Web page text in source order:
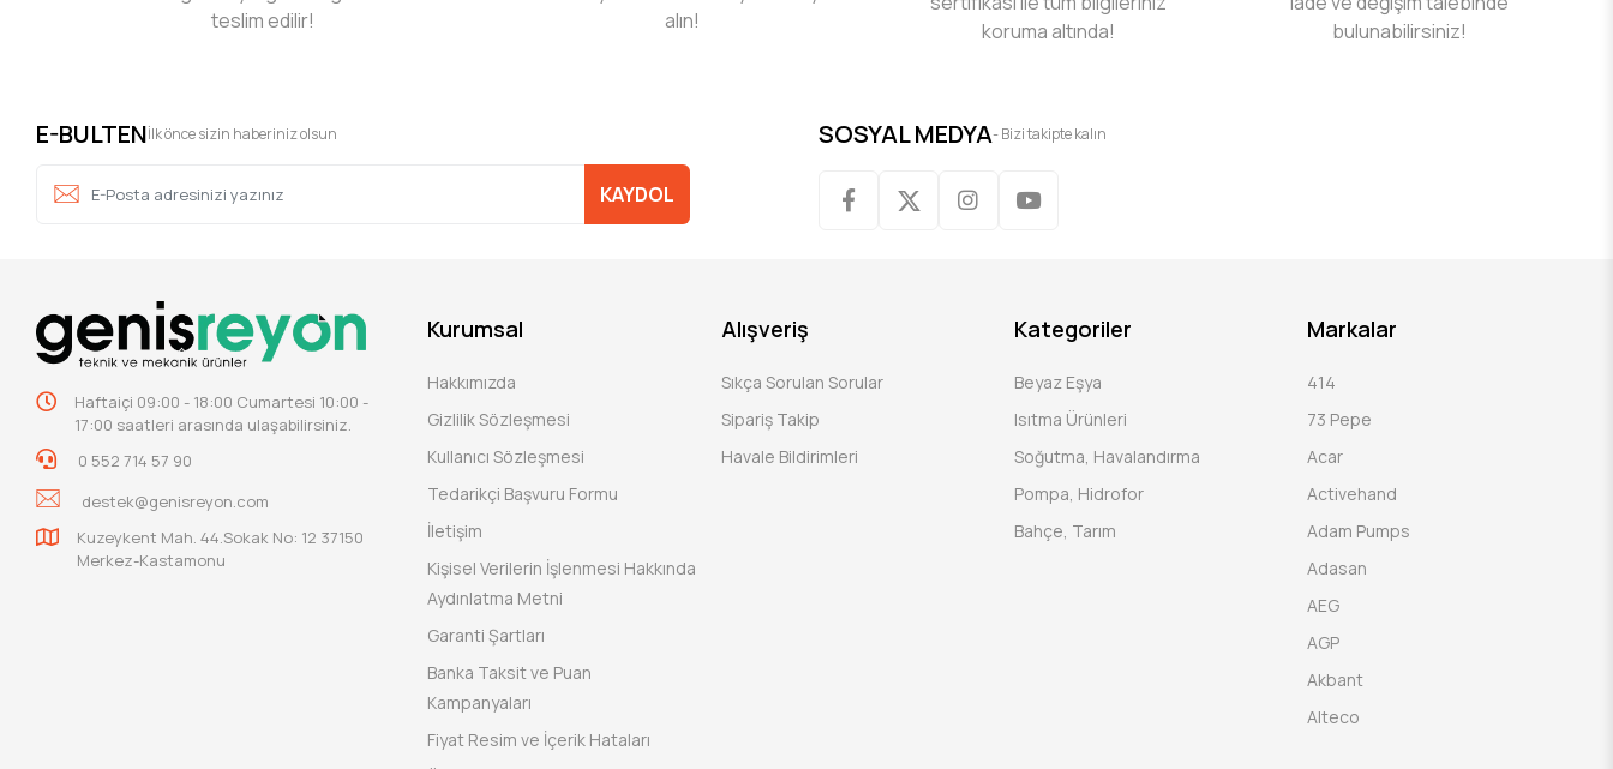
teslim edilir!
alın!
koruma altında!
bulunabilirsiniz!
E-BULTENİlk önce sizin haberiniz olsun
KAYDOL
SOSYAL MEDYA- Bizi takipte kalın
Haftaiçi 09:00 - 18:00 Cumartesi 10:00 -
17:00 saatleri arasında ulaşabilirsiniz.
0 552 714 57 90
destek@genisreyon.com
Kuzeykent Mah. 44.Sokak No: 12 37150
Merkez-Kastamonu
Kurumsal
Hakkımızda
Gizlilik Sözleşmesi
Kullanıcı Sözleşmesi
Tedarikçi Başvuru Formu
İletişim
Kişisel Verilerin İşlenmesi Hakkında
Aydınlatma Metni
Garanti Şartları
Banka Taksit ve Puan
Kampanyaları
Fiyat Resim ve İçerik Hataları
Alışveriş
Sıkça Sorulan Sorular
Sipariş Takip
Havale Bildirimleri
Kategoriler
Beyaz Eşya
Isıtma Ürünleri
Soğutma, Havalandırma
Pompa, Hidrofor
Bahçe, Tarım
Markalar
414
73 Pepe
Acar
Activehand
Adam Pumps
Adasan
AEG
AGP
Akbant
Alteco